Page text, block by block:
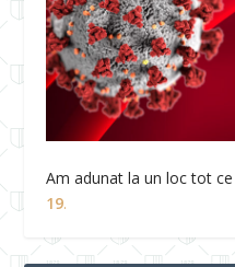
Am adunat la un loc tot
19.